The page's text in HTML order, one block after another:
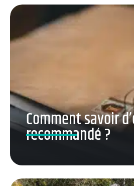
Comment savoir
recommandé ?